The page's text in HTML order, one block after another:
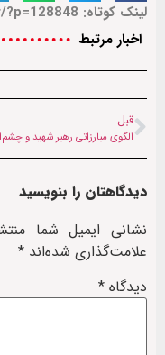
لینک کوتاه: https://iraf.ir/?p=128848
اخبار مرتبط
قبل
دیدگاهتان را بنویسید
نشانی ایمیل شما
علامت‌گذاری شده‌اند *
دیدگاه *